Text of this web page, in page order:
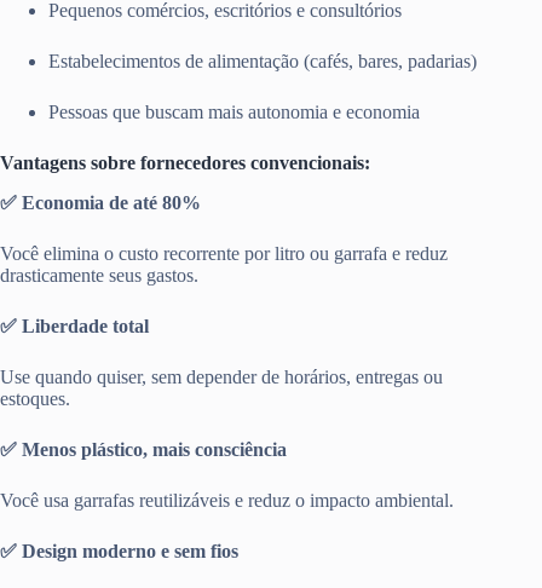
Pequenos comércios, escritórios e consultórios
Estabelecimentos de alimentação (cafés, bares, padarias)
Pessoas que buscam mais autonomia e economia
Vantagens sobre fornecedores convencionais:
✅ Economia de até 80%
Você elimina o custo recorrente por litro ou garrafa e reduz
drasticamente seus gastos.
✅ Liberdade total
Use quando quiser, sem depender de horários, entregas ou
estoques.
✅ Menos plástico, mais consciência
Você usa garrafas reutilizáveis e reduz o impacto ambiental.
✅ Design moderno e sem fios